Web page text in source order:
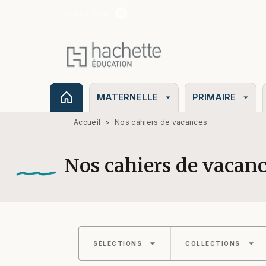
MATERNELLE arrow_drop_down PRIMAIRE arrow_drop_down
Accueil > Nos cahiers de vacances
Nos cahiers de
SÉLECTIONS arrow_drop_down COLLECTIONS arrow_drop_down